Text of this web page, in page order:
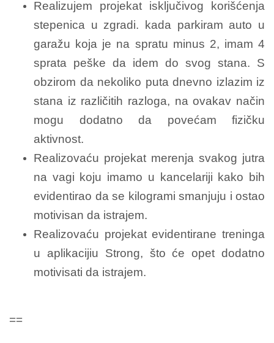
Realizujem projekat isključivog korišćenja
stepenica u zgradi. kada parkiram auto u
garažu koja je na spratu minus 2, imam 4
sprata peške da idem do svog stana. S
obzirom da nekoliko puta dnevno izlazim iz
stana iz različitih razloga, na ovakav način
mogu dodatno da povećam fizičku
aktivnost.
Realizovaću projekat merenja svakog jutra
na vagi koju imamo u kancelariji kako bih
evidentirao da se kilogrami smanjuju i ostao
motivisan da istrajem.
Realizovaću projekat evidentirane treninga
u aplikacijiu Strong, što će opet dodatno
motivisati da istrajem.
==